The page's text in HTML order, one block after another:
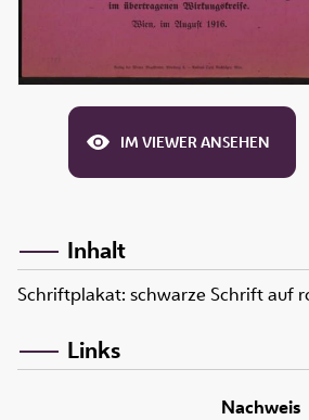
IM VIEWER ANSEHEN
Inhalt
Schriftplakat: schwarze Schrift auf
Links
Nachweis